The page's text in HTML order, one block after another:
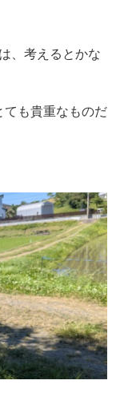
、考えるとかな
も貴重なものだ